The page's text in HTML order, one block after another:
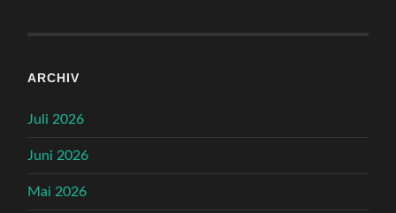
ARCHIV
Juli 2026
Juni 2026
Mai 2026